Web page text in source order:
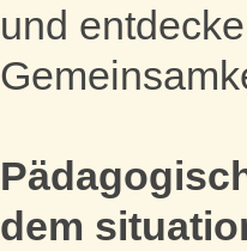
und
dem